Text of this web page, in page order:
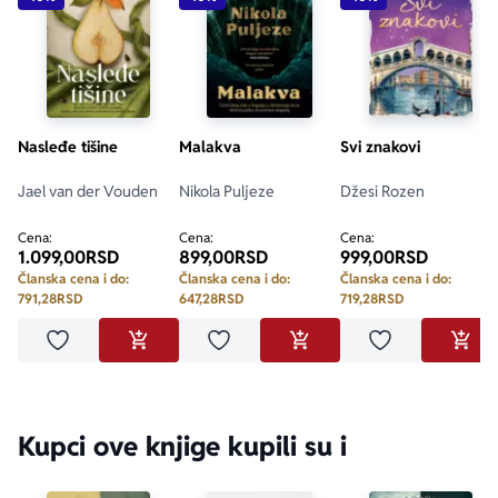
Nasleđe tišine
Jael van der Vouden
Cena:
1.099,00RSD
Članska cena i do:
791,28RSD
Dodaj u omiljeneDODAJ U KORPU
Malakva
Nikola Puljeze
Cena:
899,00RSD
Članska cena i do:
647,28RSD
Dodaj u omiljeneDODAJ U KORPU
Svi znakovi
Džesi Rozen
Cena:
999,00RSD
Članska cena i do:
719,28RSD
Dodaj u
Kupci ove knjige kupili su i